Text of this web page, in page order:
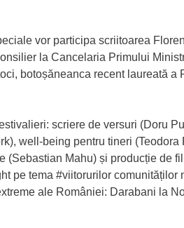
vor participa scriitoarea
la Cancelaria Primului
botoșăneanca recent laureată a
scriere de versuri (Doru
well-being pentru tineri
(Sebastian Mahu) și producție de
pe tema #viitorurilor comunităților
ale României: Darabani la